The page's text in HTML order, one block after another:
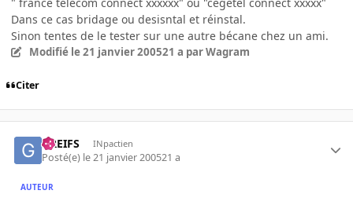
Dans ce cas bridage ou desisntal et réinstal.
Sinon tentes de le tester sur une autre bécane chez un ami.
Modifié le 21 janvier 200521 a par Wagram
Citer
GREIFS INpactien
Posté(e) le 21 janvier 200521 a
AUTEUR